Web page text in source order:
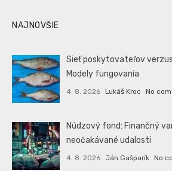
NAJNOVŠIE
Sieť poskytovateľov
Modely fungovania
4. 8. 2026 Lukáš Kroc No
Núdzový fond: Finančný
neočakávané udalosti
4. 8. 2026 Ján Gašparík No